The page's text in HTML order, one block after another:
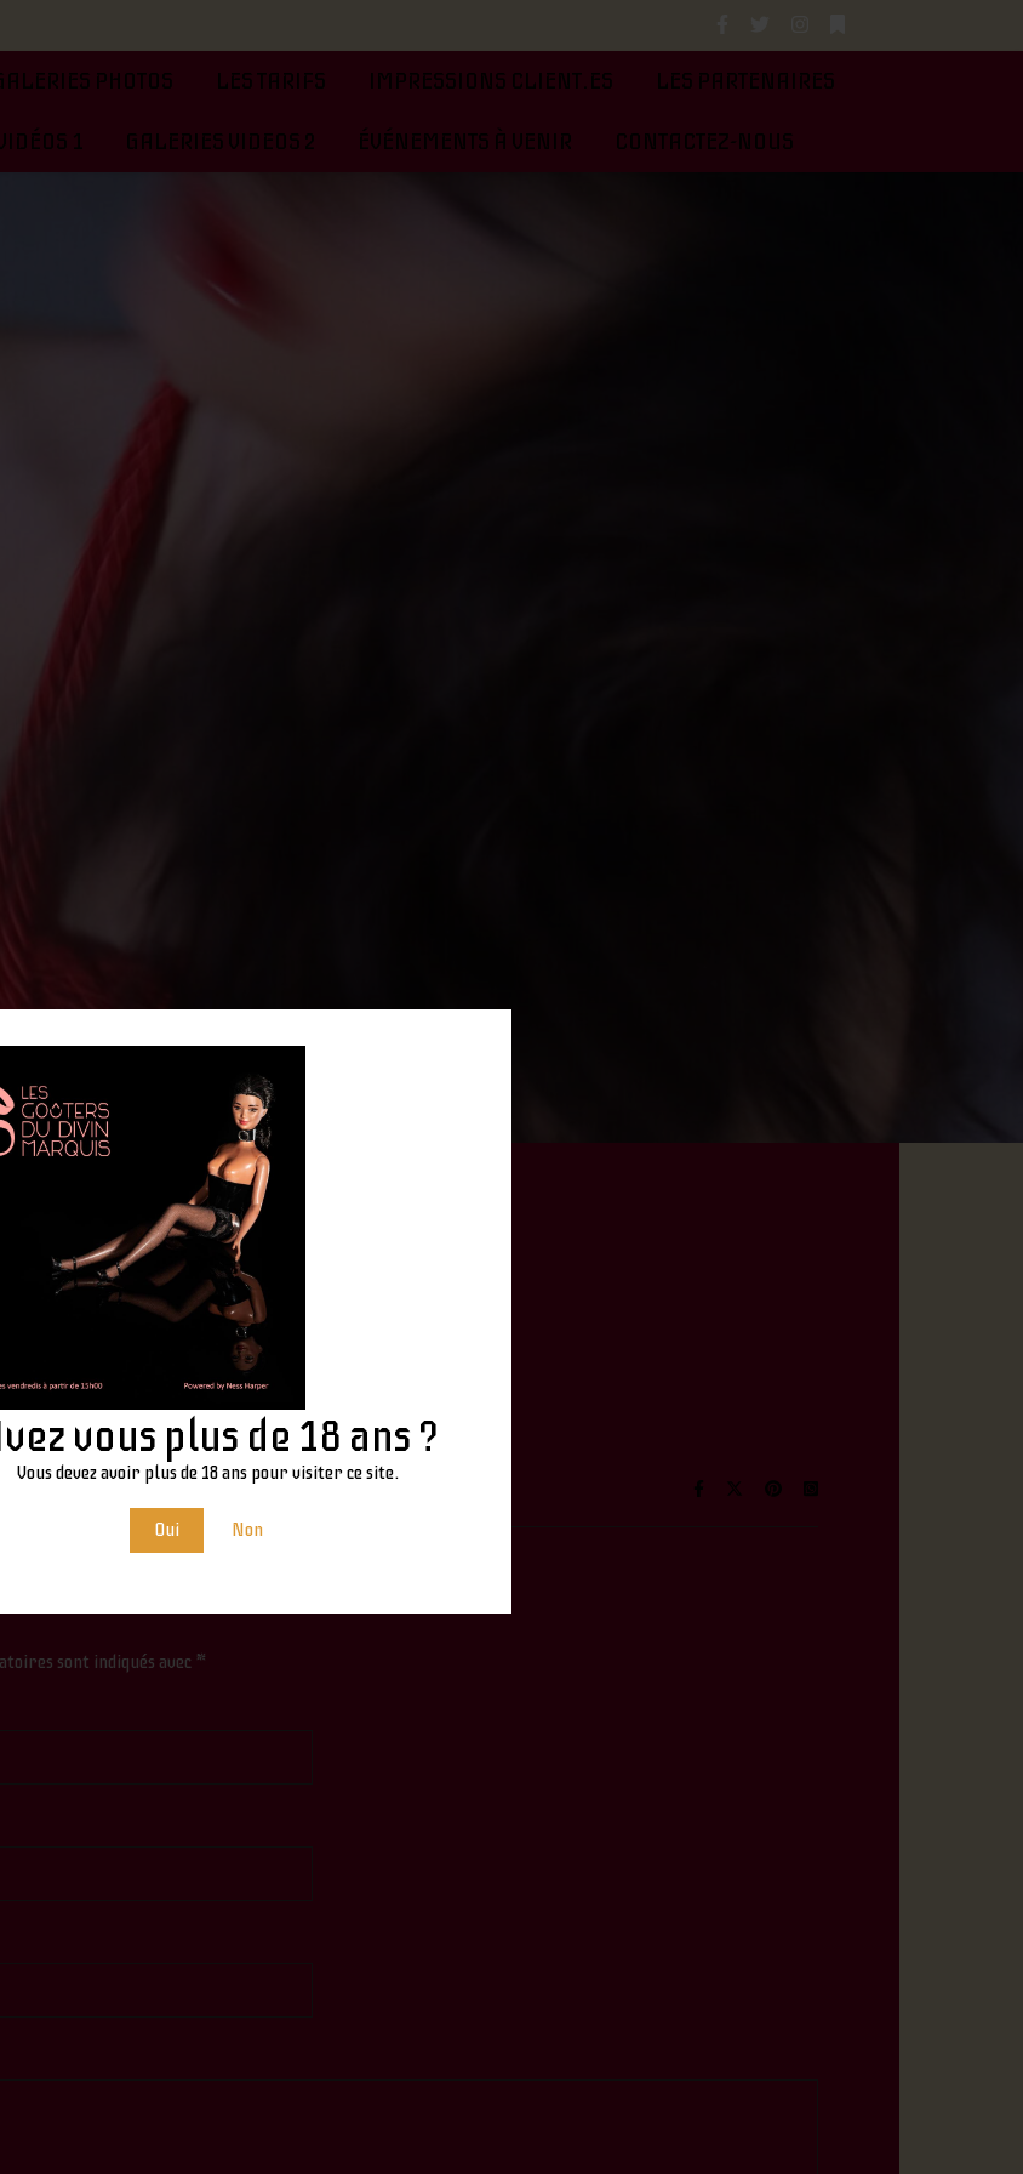
vous plus de 18 ans ?
Vous devez avoir plus de 18 ans pour visiter ce site.
Oui Non
PHOTOS LES TARIFS IMPRESSIONS CLIENT.ES LES PARTENAIRES
1 GALERIES VIDEOS 2 ÉVÉNEMENTS À VENIR CONTACTEZ-NOUS
UNCATEGORIZED
Docteur Crow
9 janvier 2023/ No Comments
sont indiqués avec *